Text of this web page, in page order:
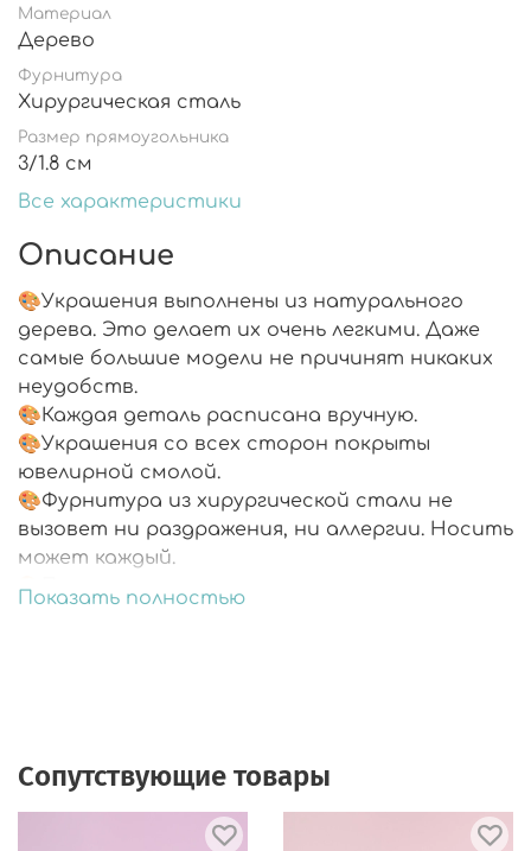
Материал
Дерево
Фурнитура
Хирургическая сталь
Размер прямоугольника
3/1.8 см
Все характеристики
Описание
🎨Украшения выполнены из натурального
дерева. Это делает их очень легкими. Даже
самые большие модели не причинят никаких
неудобств.
🎨Каждая деталь расписана вручную.
🎨Украшения со всех сторон покрыты
ювелирной смолой.
🎨Фурнитура из хирургической стали не
вызовет ни раздражения, ни аллергии. Носить
может каждый.
🎨Подарочная упаковка.
Показать полностью
Сопутствующие товары